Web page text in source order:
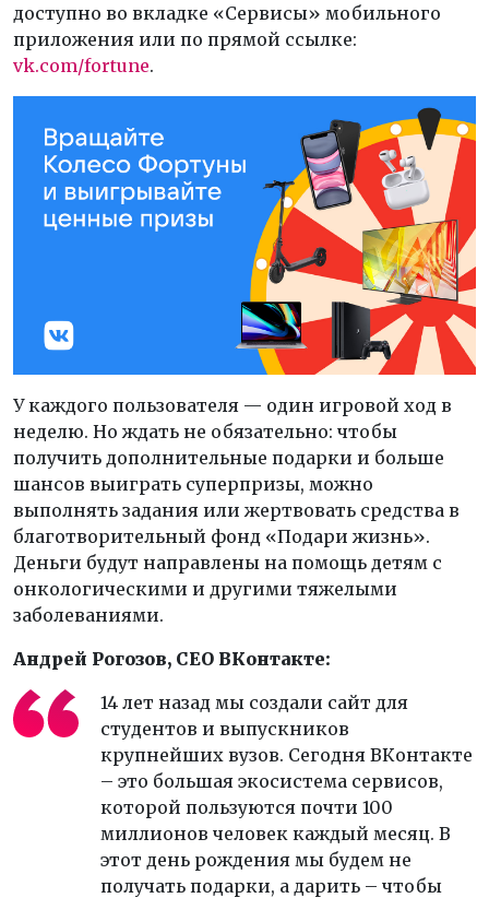
доступно во вкладке «Сервисы» мобильного
приложения или по прямой ссылке:
vk.com/fortune.
У каждого пользователя — один игровой ход в
неделю. Но ждать не обязательно: чтобы
получить дополнительные подарки и больше
шансов выиграть суперпризы, можно
выполнять задания или жертвовать средства в
благотворительный фонд «Подари жизнь».
Деньги будут направлены на помощь детям с
онкологическими и другими тяжелыми
заболеваниями.
Андрей Рогозов, CEO ВКонтакте:
14 лет назад мы создали сайт для
студентов и выпускников
крупнейших вузов. Сегодня ВКонтакте
– это большая экосистема сервисов,
которой пользуются почти 100
миллионов человек каждый месяц. В
этот день рождения мы будем не
получать подарки, а дарить – чтобы